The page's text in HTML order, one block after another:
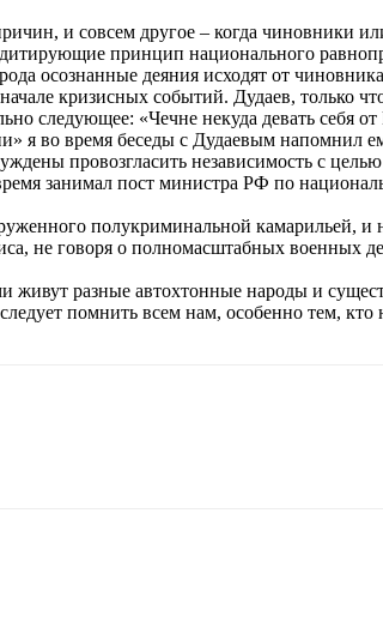
и совсем другое – когда чиновники
принцип национального
осознанные деяния исходят от
кризисных событий. Дудаев, только
следующее: «Чечне некуда девать себя
я во время беседы с Дудаевым напомнил
провозгласить независимость с
занимал пост министра РФ по
полукриминальной камарильей, и
не говоря о полномасштабных военных
разные автохтонные народы и
помнить всем нам, особенно тем,